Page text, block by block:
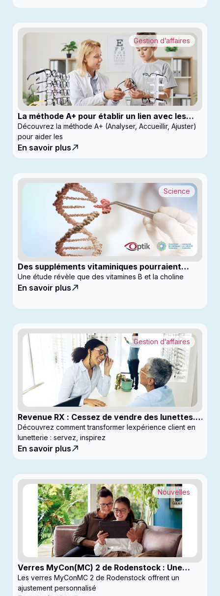
La méthode A+ pour établir un lien avec les
enfants en clinique
Gestion d’affaires
Découvrez la méthode A+ (Analyser, Accueillir, Ajuster)
pour aider les
En savoir plus
Des suppléments vitaminiques pourraient
ralentir la progression du glaucome
Science
Une étude révèle que des vitamines B et la choline
En savoir plus
Revenue RX : Cessez de vendre des lunettes.
Commencez à générer des profits
Gestion d’affaires
Découvrez comment transformer lexpérience client en
lunetterie : servez, inspirez
En savoir plus
Verres MyCon(MC) 2 de Rodenstock : Une
nouvelle génération de verres pour
enfantsconçus pour le contrôle de la myopie
Nouvelles
Les verres MyConMC 2 de Rodenstock offrent un
ajustement personnalisé